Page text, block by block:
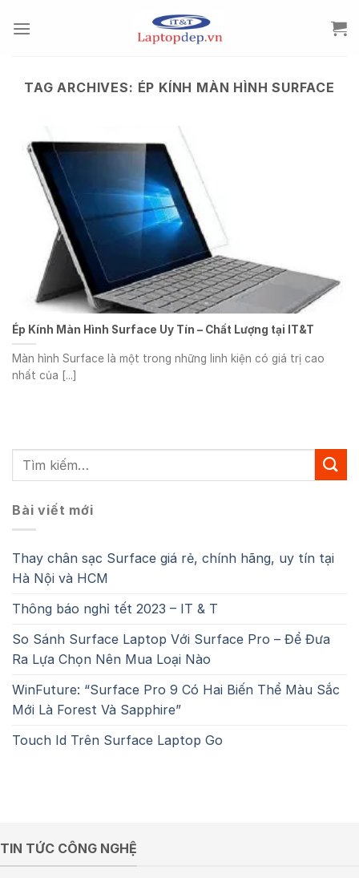
TAG ARCHIVES: ÉP KÍNH MÀN HÌNH SURFACE
Ép Kính Màn Hình Surface Uy Tín – Chất Lượng tại IT&T
Màn hình Surface là một trong những linh kiện có giá trị cao
nhất của [...]
Bài viết mới
Thay chân sạc Surface giá rẻ, chính hãng, uy tín tại
Hà Nội và HCM
Thông báo nghỉ tết 2023 – IT & T
So Sánh Surface Laptop Với Surface Pro – Để Đưa
Ra Lựa Chọn Nên Mua Loại Nào
WinFuture: “Surface Pro 9 Có Hai Biến Thể Màu Sắc
Mới Là Forest Và Sapphire”
Touch Id Trên Surface Laptop Go
TIN TỨC CÔNG NGHỆ